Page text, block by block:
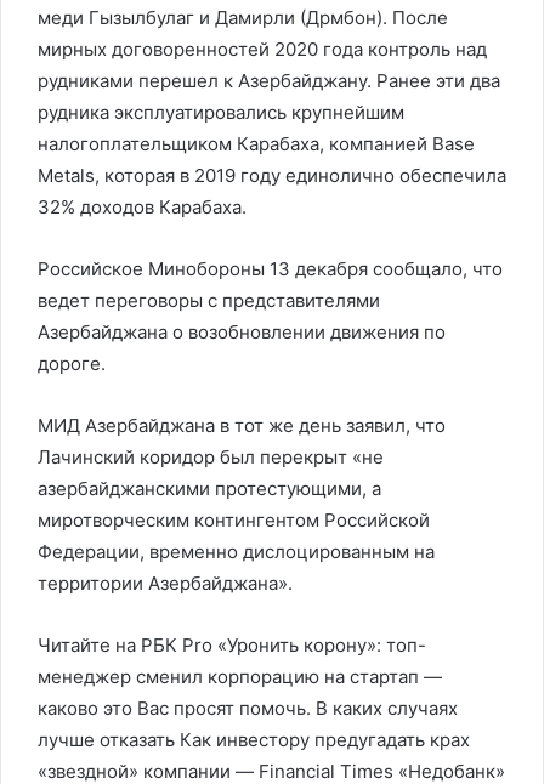
меди Гызылбулаг и Дамирли (Дрмбон). После
мирных договоренностей 2020 года контроль над
рудниками перешел к Азербайджану. Ранее эти два
рудника эксплуатировались крупнейшим
налогоплательщиком Карабаха, компанией Base
Metals, которая в 2019 году единолично обеспечила
32% доходов Карабаха.
Российское Минобороны 13 декабря сообщало, что
ведет переговоры с представителями
Азербайджана о возобновлении движения по
дороге.
МИД Азербайджана в тот же день заявил, что
Лачинский коридор был перекрыт «не
азербайджанскими протестующими, а
миротворческим контингентом Российской
Федерации, временно дислоцированным на
территории Азербайджана».
Читайте на РБК Pro «Уронить корону»: топ-
менеджер сменил корпорацию на стартап —
каково это Вас просят помочь. В каких случаях
лучше отказать Как инвестору предугадать крах
«звездной» компании — Financial Times «Недобанк»